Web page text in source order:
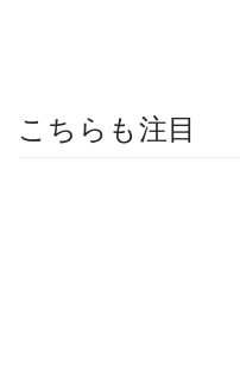
こちらも注目